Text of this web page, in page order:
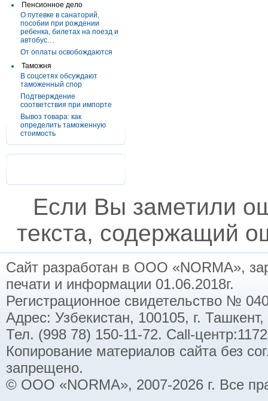
Пенсионное дело
О путевке в санаторий,
пособии при рождении
ребенка, билетах на поезд и
автобус…
От оплаты освобождаются
Таможня
В соцсетях обсуждают
таможенный спор
Подтверждение
соответствия при импорте
Вывоз товара: как
определить таможенную
стоимость
Если Вы заметили
текста, содержащий
Сайт разработан в ООО «NORMA»,
печати и информации 01.06.2018г.
Регистрационное свидетельство №
Адрес: Узбекистан, 100105, г.
Тел. (998 78) 150-11-72. Call-
Копирование материалов сайта без
запрещено.
© ООО «NORMA», 2007-2026 г. Все